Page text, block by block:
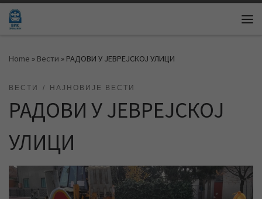
Skip to content
Home » Вести » РАДОВИ У ЈЕВРЕЈСКОЈ УЛИЦИ
ВЕСТИ НАЈНОВИЈЕ ВЕСТИ
РАДОВИ У ЈЕВРЕЈСКОЈ
УЛИЦИ